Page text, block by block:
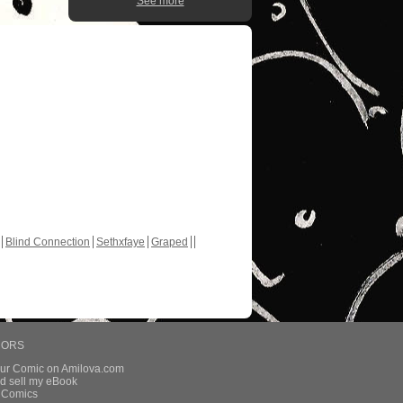
Blind Connection Sethxfaye Graped
Comic on Amilova.com
sell my eBook